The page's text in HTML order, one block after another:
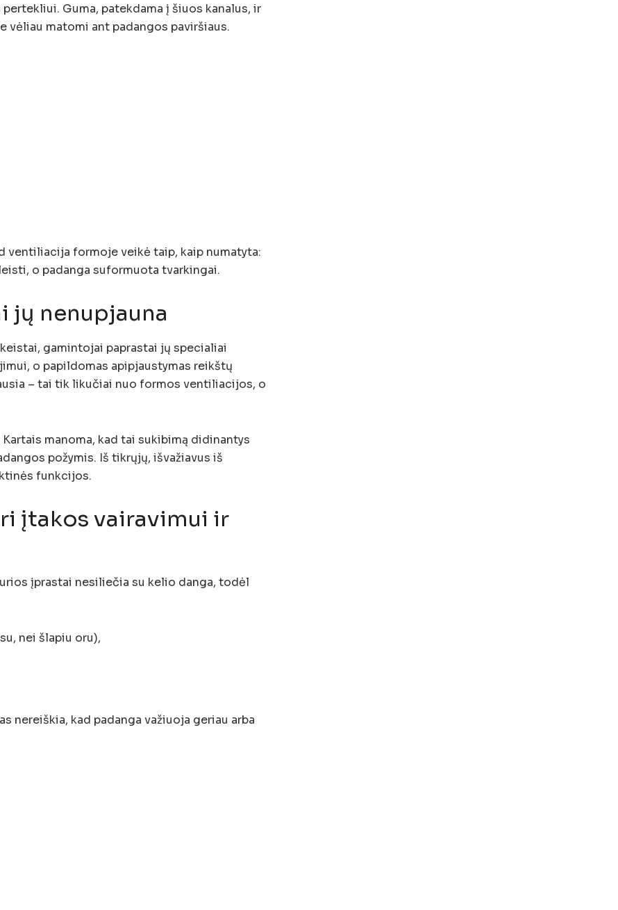
Guma, patekdama į šiuos kanalus, ir
vėliau matomi ant padangos paviršiaus.
ventiliacija formoje veikė taip, kaip numatyta:
o padanga suformuota tvarkingai.
jų nenupjauna
gamintojai paprastai jų specialiai
o papildomas apipjaustymas reikštų
– tai tik likučiai nuo formos ventiliacijos, o
manoma, kad tai sukibimą didinantys
požymis. Iš tikrųjų, išvažiavus iš
funkcijos.
įtakos vairavimui ir
įprastai nesiliečia su kelio danga, todėl
nei šlapiu oru),
nereiškia, kad padanga važiuoja geriau arba